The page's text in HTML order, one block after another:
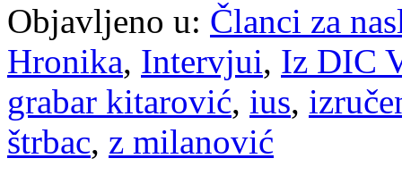
Objavljeno u: Članci za
Hronika, Intervjui, Iz DIC
grabar kitarović, ius,
štrbac, z milanović